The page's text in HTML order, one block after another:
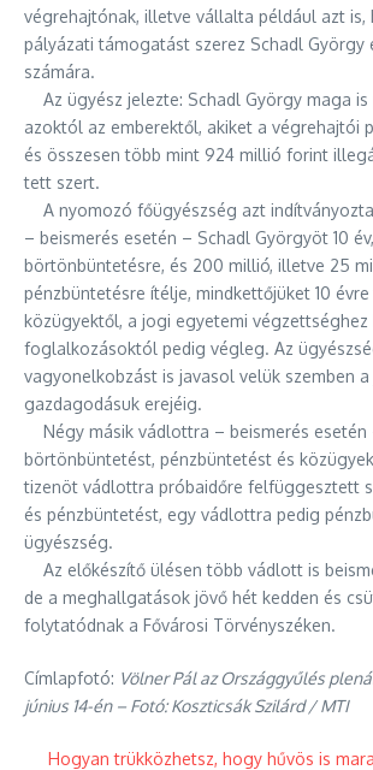
végrehajtónak, illetve vállalta például azt is,
pályázati támogatást szerez Schadl György
számára.
Az ügyész jelezte: Schadl György maga
azoktól az emberektől, akiket a végrehajtói
és összesen több mint 924 millió forint
tett szert.
A nyomozó főügyészség azt
– beismerés esetén – Schadl Györgyöt 10
börtönbüntetésre, és 200 millió, illetve 25
pénzbüntetésre ítélje, mindkettőjüket 10
közügyektől, a jogi egyetemi
foglalkozásoktól pedig végleg. Az
vagyonelkobzást is javasol velük szemben
gazdagodásuk erejéig.
Négy másik vádlottra – beismerés
börtönbüntetést, pénzbüntetést és
tizenöt vádlottra próbaidőre felfüggesztett
és pénzbüntetést, egy vádlottra pedig
ügyészség.
Az előkészítő ülésen több vádlott is
de a meghallgatások jövő hét kedden és
folytatódnak a Fővárosi Törvényszéken.
Címlapfotó: Völner Pál az Országgyűlés
június 14-én – Fotó: Koszticsák Szilárd / MTI
Hogyan trükközhetsz, hogy hűvös is